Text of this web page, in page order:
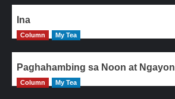
Ina
Column My Tea
Paghahambing sa Noon at Ngayon
Column My Tea